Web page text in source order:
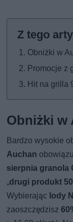
Obniżki w
Promocje z
Hit na grilla
Obniżki w
Bardzo wysokie
Auchan
sierpnia granola
„drugi produkt
Wybierając lody
zaoszczędzisz